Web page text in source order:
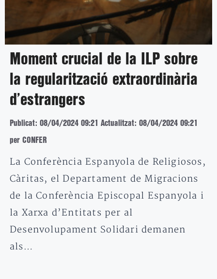
Moment crucial de la ILP sobre
la regularització extraordinària
d’estrangers
Publicat: 08/04/2024 09:21 Actualitzat: 08/04/2024 09:21
per CONFER
La Conferència Espanyola de Religiosos,
Càritas, el Departament de Migracions
de la Conferència Episcopal Espanyola i
la Xarxa d’Entitats per al
Desenvolupament Solidari demanen
als…